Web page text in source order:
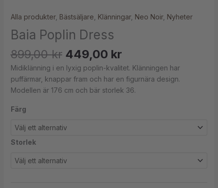
Alla produkter, Bästsäljare, Klänningar, Neo Noir, Nyheter
Baia Poplin Dress
899,00kr 449,00 kr
Midiklänning i en lyxig poplin-kvalitet. Klänningen har
puffärmar, knappar fram och har en figurnära design.
Modellen är 176 cm och bär storlek 36.
Färg
Storlek